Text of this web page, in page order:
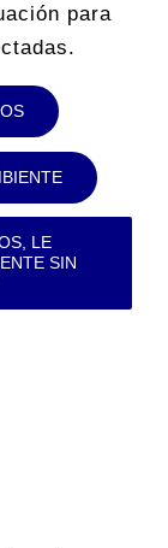
para
LE
SIN